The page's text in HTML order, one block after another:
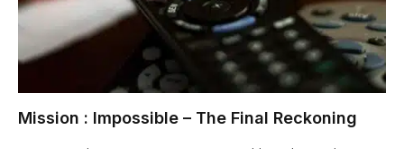
Mission : Impossible – The Final Reckoning